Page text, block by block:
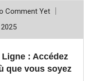
Comment Yet
: Accédez
que vous soyez